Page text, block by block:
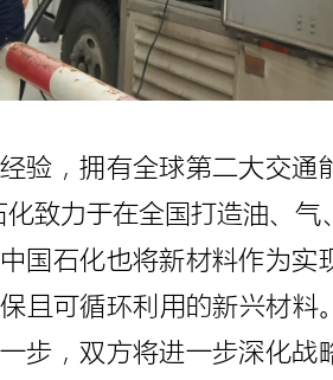
验，拥有全球第二大交通
致力于在全国打造油、
国石化也将新材料作为实
且可循环利用的新兴材料
步，双方将进一步深化战